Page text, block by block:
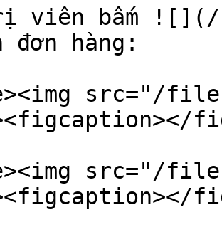
viên bấm ![](/
đơn hàng:
src="/files/
src="/files/